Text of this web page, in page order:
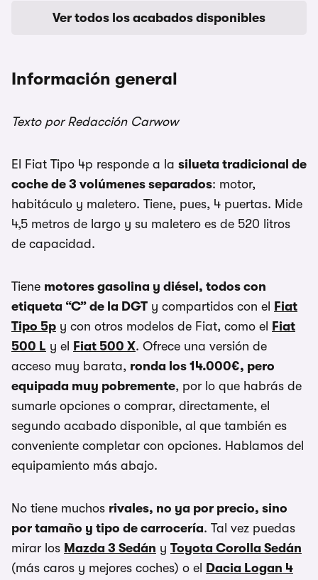
Ver todos los acabados disponibles
Información general
Texto por Redacción Carwow
El Fiat Tipo 4p responde a la silueta tradicional de
coche de 3 volúmenes separados: motor,
habitáculo y maletero. Tiene, pues, 4 puertas. Mide
4,5 metros de largo y su maletero es de 520 litros
de capacidad.
Tiene motores gasolina y diésel, todos con
etiqueta “C” de la DGT y compartidos con el
Fiat
Tipo 5p y con otros modelos de Fiat, como el
Fiat
500 L y el Fiat 500 X. Ofrece una versión de
acceso muy barata, ronda los 14.000€, pero
equipada muy pobremente, por lo que habrás de
sumarle opciones o comprar, directamente, el
segundo acabado disponible, al que también es
conveniente completar con opciones. Hablamos del
equipamiento más abajo.
No tiene muchos rivales, no ya por precio, sino
por tamaño y tipo de carrocería. Tal vez puedas
mirar los Mazda 3 Sedán y Toyota Corolla Sedán
(más caros y mejores coches) o el
Dacia Logan 4